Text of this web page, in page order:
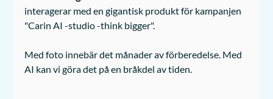
interagerar med en gigantisk produkt för kampanjen
"Carin AI -studio -think bigger".
Med foto innebär det månader av förberedelse. Med
AI kan vi göra det på en bråkdel av tiden.